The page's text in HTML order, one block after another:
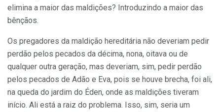
elimina a maior das maldições? Introduzindo a maior das
bênçãos.
Os pregadores da maldição hereditária não deveriam pedir
perdão pelos pecados da décima, nona, oitava ou de
qualquer outra geração, mas deveriam, sim, pedir perdão
pelos pecados de Adão e Eva, pois se houve brecha, foi ali,
na queda do jardim do Éden, onde as maldições tiveram
início. Ali está a raiz do problema. Isso, sim, seria um